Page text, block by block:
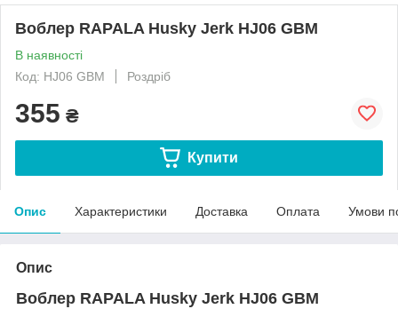
Воблер RAPALA Husky Jerk HJ06 GBM
В наявності
Код: HJ06 GBM
Роздріб
355 ₴
Купити
Опис Характеристики Доставка Оплата Умови
Опис
Воблер RAPALA Husky Jerk HJ06 GBM